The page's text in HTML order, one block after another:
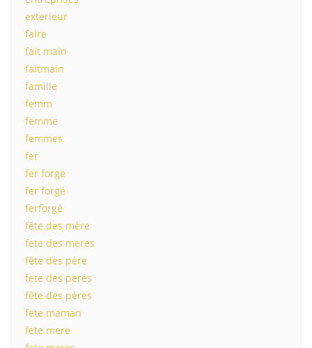
exterieur
faire
fait main
faitmain
famille
femm
femme
femmes
fer
fer forge
fer forgé
ferforgé
fête des mère
fete des meres
fête des père
fete des peres
fête des pères
fete maman
fete mere